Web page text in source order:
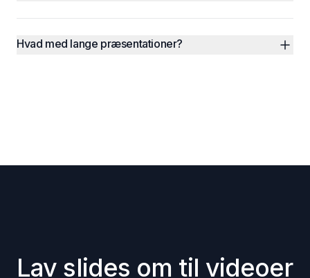
Hvad med lange præsentationer?
Lav slides om til videoer